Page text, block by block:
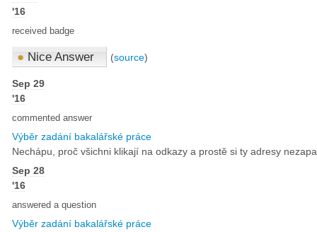
'16
received badge
● Nice Answer (source)
Sep 29
'16
commented answer
Výběr zadání bakalářské práce
Nechápu, proč všichni klikají na odkazy a prostě si ty adresy
Sep 28
'16
answered a question
Výběr zadání bakalářské práce